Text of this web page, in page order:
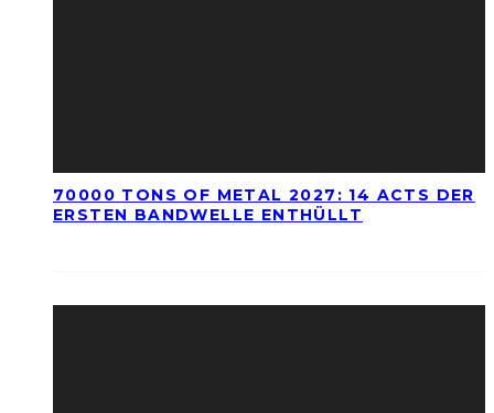
70000 TONS OF METAL 2027: 14 ACTS DER
ERSTEN BANDWELLE ENTHÜLLT